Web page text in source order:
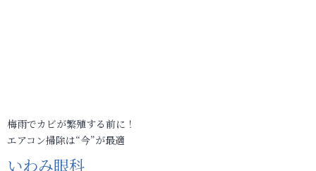
梅雨でカビが繁殖する前に！
エアコン掃除は“今”が最適
いわみ眼科